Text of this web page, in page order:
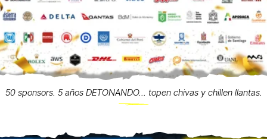
50 sponsors. 5 años DETONANDO... topen chivas y chillen llantas.